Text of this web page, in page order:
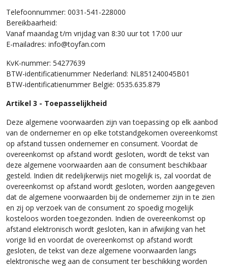
Telefoonnummer: 0031-541-228000
Bereikbaarheid:
Vanaf maandag t/m vrijdag van 8:30 uur tot 17:00 uur
E-mailadres: info@toyfan.com
KvK-nummer: 54277639
BTW-identificatienummer Nederland: NL851240045B01
BTW-identificatienummer België: 0535.635.879
Artikel 3 - Toepasselijkheid
Deze algemene voorwaarden zijn van toepassing op elk aanbod
van de ondernemer en op elke totstandgekomen overeenkomst
op afstand tussen ondernemer en consument. Voordat de
overeenkomst op afstand wordt gesloten, wordt de tekst van
deze algemene voorwaarden aan de consument beschikbaar
gesteld. Indien dit redelijkerwijs niet mogelijk is, zal voordat de
overeenkomst op afstand wordt gesloten, worden aangegeven
dat de algemene voorwaarden bij de ondernemer zijn in te zien
en zij op verzoek van de consument zo spoedig mogelijk
kosteloos worden toegezonden. Indien de overeenkomst op
afstand elektronisch wordt gesloten, kan in afwijking van het
vorige lid en voordat de overeenkomst op afstand wordt
gesloten, de tekst van deze algemene voorwaarden langs
elektronische weg aan de consument ter beschikking worden